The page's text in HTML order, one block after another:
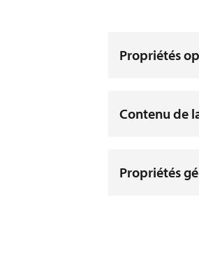
Propriétés
Contenu de
Propriétés